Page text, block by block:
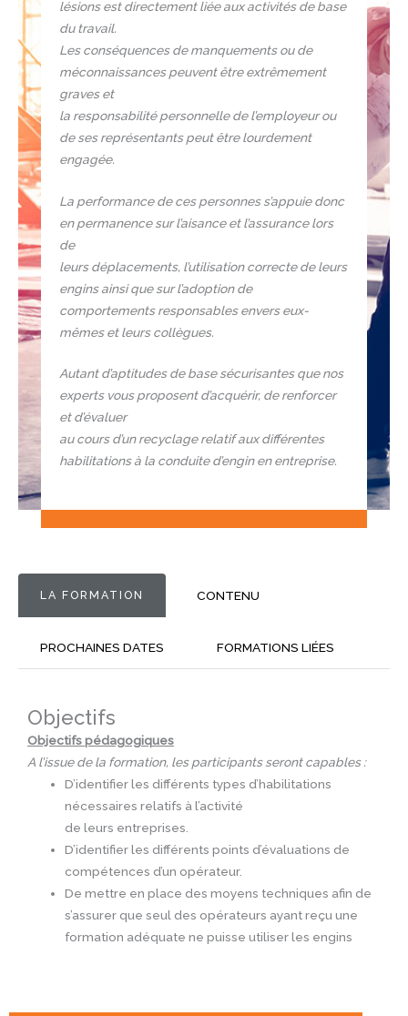
lésions est directement liée aux activités de base
du travail.
Les conséquences de manquements ou de
méconnaissances peuvent être extrêmement
graves et
la responsabilité personnelle de l’employeur ou
de ses représentants peut être lourdement
engagée.
La performance de ces personnes s’appuie donc
en permanence sur l’aisance et l’assurance lors
de
leurs déplacements, l’utilisation correcte de leurs
engins ainsi que sur l’adoption de
comportements responsables envers eux-
mêmes et leurs collègues.
Autant d’aptitudes de base sécurisantes que nos
experts vous proposent d’acquérir, de renforcer
et d’évaluer
au cours d’un recyclage relatif aux différentes
habilitations à la conduite d’engin en entreprise.
LA FORMATION CONTENU
PROCHAINES DATES FORMATIONS LIÉES
Objectifs
Objectifs pédagogiques
A l’issue de la formation, les participants seront capables :
D’identifier les différents types d’habilitations
nécessaires relatifs à l’activité
de leurs entreprises.
D’identifier les différents points d’évaluations de
compétences d’un opérateur.
De mettre en place des moyens techniques afin de
s’assurer que seul des opérateurs ayant reçu une
formation adéquate ne puisse utiliser les engins